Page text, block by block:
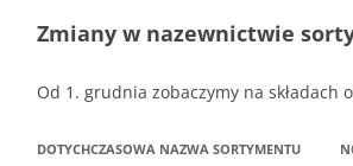
Zmiany w nazewnictwie
Od 1. grudnia zobaczymy na składach
DOTYCHCZASOWA NAZWA SORTYMENTU